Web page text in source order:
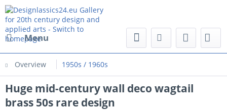
Menu
Overview 1950s / 1960s
Huge mid-century wall deco wagtail
brass 50s rare design